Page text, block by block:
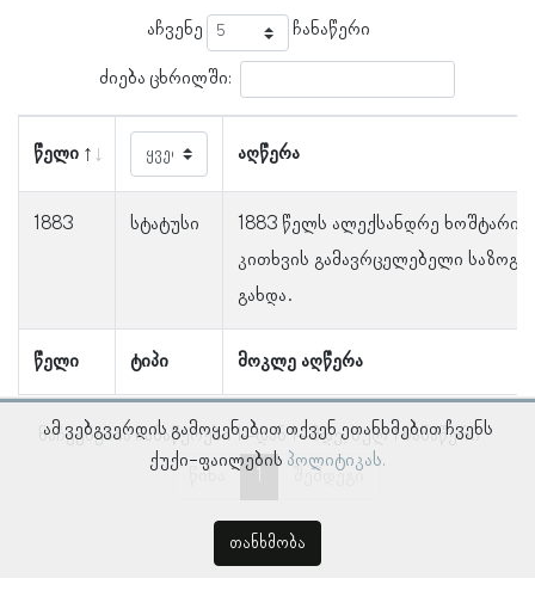
აჩვენე ჩანაწერი
ძიება ცხრილში:
წელი აღწერა
წელი ტიპი მოკლე აღწერა
1883 სტატუსი
1883 წელს ალექსანდრე
კითხვის გამავრცელებელი
გახდა.
ნაჩვენებია ჩანაწერები 1–დან 1–მდე, სულ 1 ჩანაწერი
წინა
შემდეგი
ამ ვებგვერდის გამოყენებით თქვენ ეთანხმებით ჩვენს
ქუქი-ფაილების პოლიტიკას.
თანხმობა